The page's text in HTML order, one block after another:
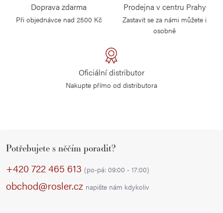
v
ý
p
i
Doprava zdarma
Při objednávce nad 2500 Kč
Prodejna v centru Prahy
Zastavit se za námi můžete i
osobně
Oficiální distributor
Nakupte přímo od distributora
Potřebujete s něčím poradit?
+420 722 465 613 (po-pá: 09:00 - 17:00)
obchod@rosler.cz napište nám kdykoliv